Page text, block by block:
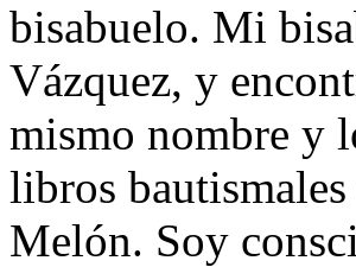
bisabuelo. Mi
Vázquez, y
mismo nombre y
libros
Melón. Soy